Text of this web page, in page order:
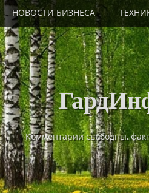
НОВОСТИ БИЗНЕСА
Комментарии свободны,